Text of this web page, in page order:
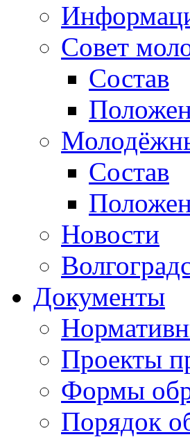
Совет
Состав
Состав
Новости
Документы
Проекты
Формы
Порядок